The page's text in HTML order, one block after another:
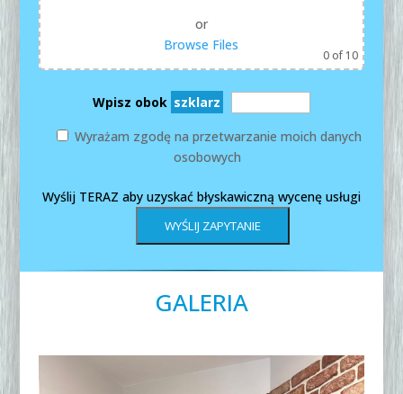
or
Browse Files
0of 10
Wpisz obok szklarz
Wyrażam zgodę na przetwarzanie moich danych
osobowych
Wyślij TERAZ aby uzyskać błyskawiczną wycenę usługi
GALERIA